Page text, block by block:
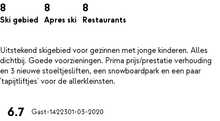
8
Ski gebied
8
Apres ski
8
Restaurants
Uitstekend skigebied voor gezinnen met jonge kinderen. Alles
dichtbij. Goede voorzieningen. Prima prijs/prestatie verhouding
en 3 nieuwe stoeltjesliften, een snowboardpark en een paar
6.7 Gast-1422301-03-2020